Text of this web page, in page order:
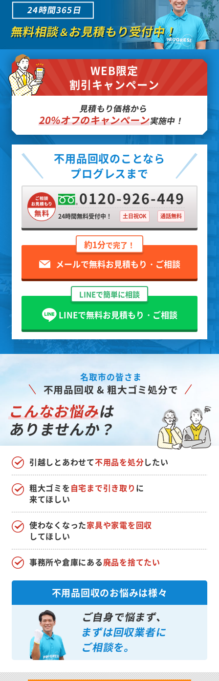
24時間365日
無料相談＆お見積もり受付中！
WEB限定
割引キャンペーン
見積もり価格から
20%オフのキャンペーン実施中！
不用品回収のことなら
プログレスまで
0120-926-449
24時間無料受付中！ 土日祝OK 通話無料
約1分で完了！
メールで無料お見積もり・ご相談
LINEで簡単に相談
LINEで無料お見積もり・ご相談
名取市の皆さま
不用品回収 & 粗大ゴミ処分で
こんなお悩みは
ありませんか？
引越しとあわせて不用品を処分したい
使わなくなった家具や家電を回収
してほしい
粗大ゴミを自宅まで引き取り に
来てほしい
事務所や倉庫にある廃品を捨てたい
不用品回収のお悩みは様々
ご自身で悩まず、
まずは回収業者に
ご相談を。